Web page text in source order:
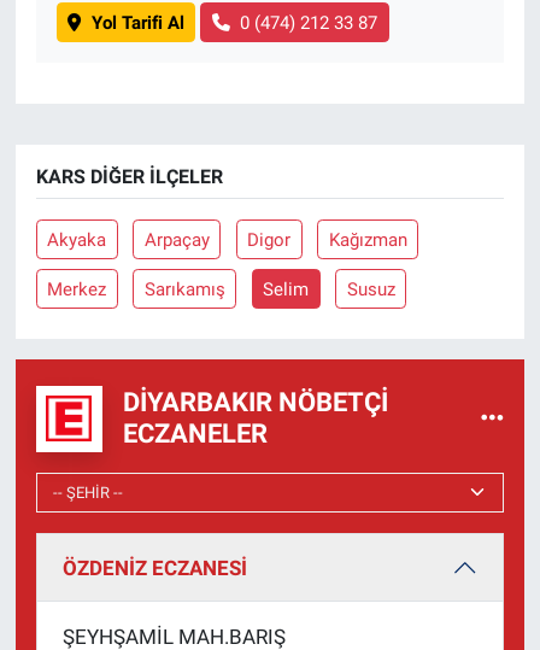
Yol Tarifi Al 0 (474) 212 33 87
KARS DIĞER İLÇELER
Akyaka Arpaçay Digor Kağızman
Merkez Sarıkamış Selim Susuz
DIYARBAKIR NÖBETÇI
ECZANELER
ÖZDENİZ ECZANESİ
ŞEYHŞAMİL MAH.BARIŞ